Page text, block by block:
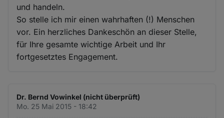
und handeln.
So stelle ich mir einen wahrhaften (!) Menschen
vor. Ein herzliches Dankeschön an dieser Stelle,
für Ihre gesamte wichtige Arbeit und Ihr
fortgesetztes Engagement.
Dr. Bernd Vowinkel (nicht überprüft)
Mo. 25 Mai 2015 - 18:42